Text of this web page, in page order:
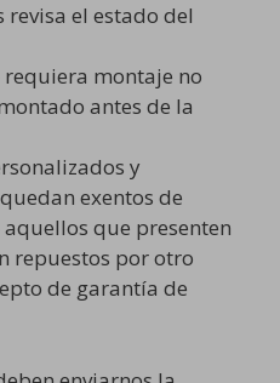
el estado del
requiera montaje no
antes de la
y
exentos de
que presenten
repuestos por otro
de garantía de